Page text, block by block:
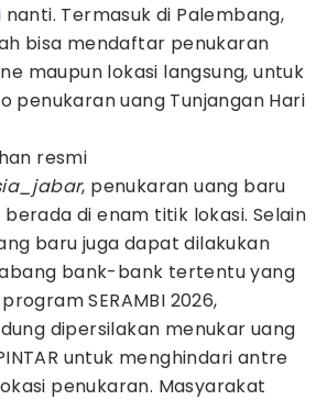
nanti. Termasuk di Palembang,
bisa mendaftar penukaran
maupun lokasi langsung, untuk
penukaran uang Tunjangan Hari
resmi
, penukaran uang baru
berada di enam titik lokasi. Selain
baru juga dapat dilakukan
bank-bank tertentu yang
SERAMBI 2026,
dipersilakan menukar uang
untuk menghindari antre
penukaran. Masyarakat